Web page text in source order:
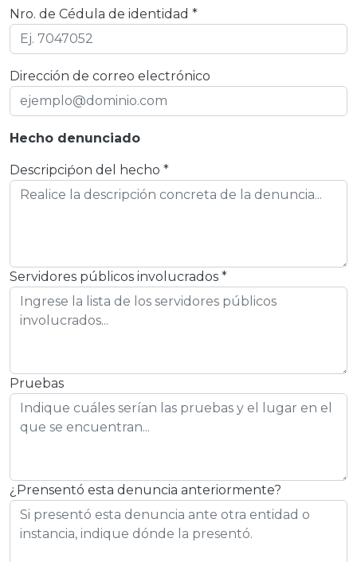
Nro. de Cédula de identidad *
Dirección de correo electrónico
Hecho denunciado
Descripciṕon del hecho *
Servidores públicos involucrados *
Pruebas
¿Prensentó esta denuncia anteriormente?